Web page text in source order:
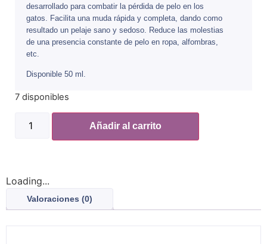
desarrollado para combatir la pérdida de pelo en los
gatos. Facilita una muda rápida y completa, dando como
resultado un pelaje sano y sedoso. Reduce las molestias
de una presencia constante de pelo en ropa, alfombras,
etc.
Disponible 50 ml.
7 disponibles
Taurina
Añadir al carrito
Loading...
Valoraciones (0)